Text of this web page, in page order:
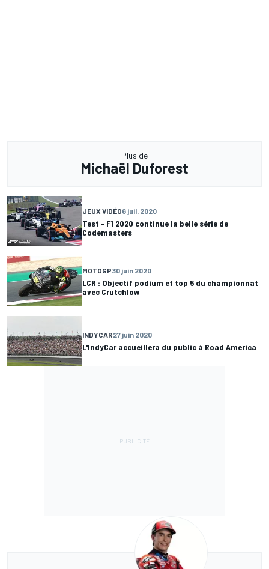
Plus de
Michaël Duforest
JEUX VIDÉO6 juil. 2020
Test - F1 2020 continue la belle série de
Codemasters
MOTOGP30 juin 2020
LCR : Objectif podium et top 5 du championnat
avec Crutchlow
INDYCAR27 juin 2020
L'IndyCar accueillera du public à Road America